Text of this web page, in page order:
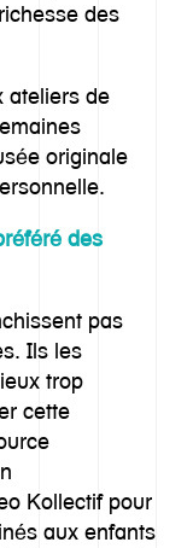
des
ateliers de
originale
des
pas
Ils les
trop
cette
Kollectif pour
aux enfants